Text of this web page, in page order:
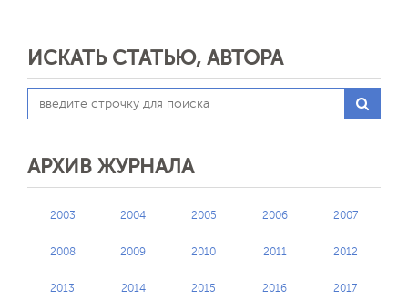
ИСКАТЬ СТАТЬЮ, АВТОРА
АРХИВ ЖУРНАЛА
2003 2004 2005 2006 2007
2008 2009 2010 2011 2012
2013 2014 2015 2016 2017